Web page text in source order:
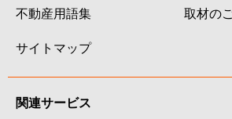
不動産用語集
サイトマップ
取材の
関連サービス